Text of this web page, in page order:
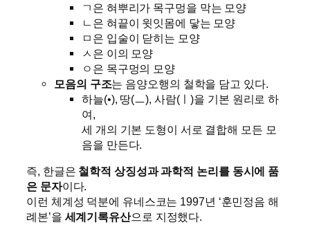
ㄱ은 혀뿌리가 목구멍을 막는 모양
ㄴ은 혀끝이 윗잇몸에 닿는 모양
ㅁ은 입술이 닫히는 모양
ㅅ은 이의 모양
ㅇ은 목구멍의 모양
모음의 구조는 음양오행의 철학을 담고 있다.
하늘(•), 땅(ㅡ), 사람(ㅣ)을 기본 원리로 하
여,
세 개의 기본 도형이 서로 결합해 모든 모
음을 만든다.
즉, 한글은 철학적 상징성과 과학적 논리를 동시에 품
은 문자이다.
이런 체계성 덕분에 유네스코는 1997년 ‘훈민정음 해
례본’을 세계기록유산으로 지정했다.